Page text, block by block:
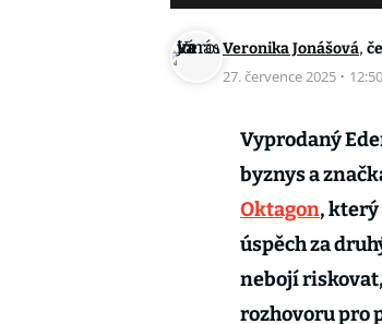
Veronika Jonášová,
27. července 2025 · 12:50
Vyprodaný
byznys a
Oktagon, který
úspěch za
nebojí
rozhovoru pro